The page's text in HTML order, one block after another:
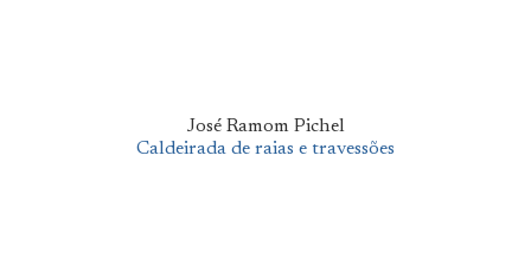
José Ramom Pichel
Caldeirada de raias e travessões